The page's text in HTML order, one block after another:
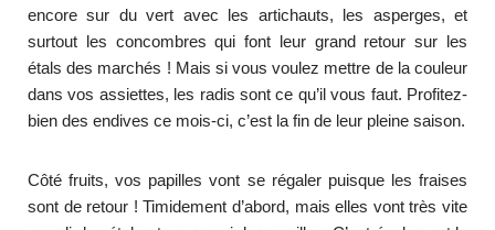
encore sur du vert avec les artichauts, les asperges, et
surtout les concombres qui font leur grand retour sur les
étals des marchés ! Mais si vous voulez mettre de la couleur
dans vos assiettes, les radis sont ce qu’il vous faut. Profitez-
bien des endives ce mois-ci, c’est la fin de leur pleine saison.
Côté fruits, vos papilles vont se régaler puisque les fraises
sont de retour ! Timidement d’abord, mais elles vont très vite